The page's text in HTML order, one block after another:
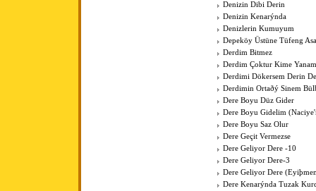
Denizin Dibi Derin
Denizin Kenarýnda
Denizlerin Kumuyum
Depeköy Üstüne Tüfeng
Derdim Bitmez
Derdim Çoktur Kime
Derdimi Dökersem Derin
Derdimin Ortaðý Sinem
Dere Boyu Düz Gider
Dere Boyu Gidelim
Dere Boyu Saz Olur
Dere Geçit Vermezse
Dere Geliyor Dere -10
Dere Geliyor Dere-3
Dere Geliyor Dere
Dere Kenarýnda Tuzak